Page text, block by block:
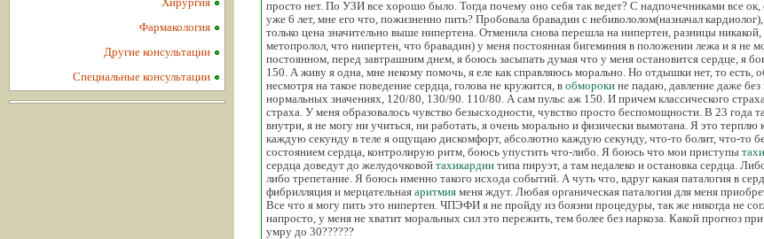
просто нет. По УЗИ все хорошо было. Тогда почему оно себя так ведет? С надпочечниками все
уже 6 лет, мне его что, пожизненно пить? Пробовала бравадин с небивололом(назначал
только цена значительно выше нипертена. Отменила снова перешла на нипертен, разницы
метопролол, что нипертен, что бравадин) у меня постоянная бигеминия в положении лежа и я не
постоянном, перед завтрашним днем, я боюсь засыпать думая что у меня остановится сердце, я
150. А живу я одна, мне некому помочь, я еле как справляюсь морально. Но отдышки нет, то есть,
несмотря на такое поведение сердца, голова не кружится, в обмороки не падаю, давление даже
нормальных значениях, 120/80, 130/90. 110/80. А сам пульс аж 150. И причем классического
страха. У меня образовалось чувство безысходности, чувство просто беспомощности. В 23 года
внутри, я не могу ни учиться, ни работать, я очень морально и физически вымотана. Я это терплю
каждую секунду в теле я ощущаю дискомфорт, абсолютно каждую секунду, что-то болит, что-то
состоянием сердца, контролирую ритм, боюсь упустить что-либо. Я боюсь что мои приступы
сердца доведут до желудочковой тахикардии типа пируэт, а там недалеко и остановка сердца.
либо трепетание. Я боюсь именно такого исхода событий. А чуть что, вдруг какая паталогия в
фибрилляция и мерцательная аритмия меня ждут. Любая органическая паталогия для меня
Все что я могу пить это нипертен. ЧПЭФИ я не пройду из боязни процедуры, так же никогда не
напросто, у меня не хватит моральных сил это пережить, тем более без наркоза. Какой прогноз
умру до 30??????
Фармакология
Другие консультации
Специальные консультации